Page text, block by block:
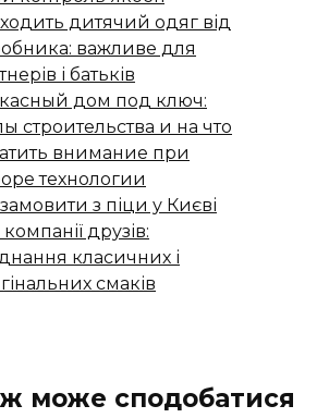
дитячий одяг від
важливе для
і батьків
дом под ключ:
строительства и на что
внимание при
технологии
з піци у Києві
друзів:
класичних і
смаків
може сподобатися